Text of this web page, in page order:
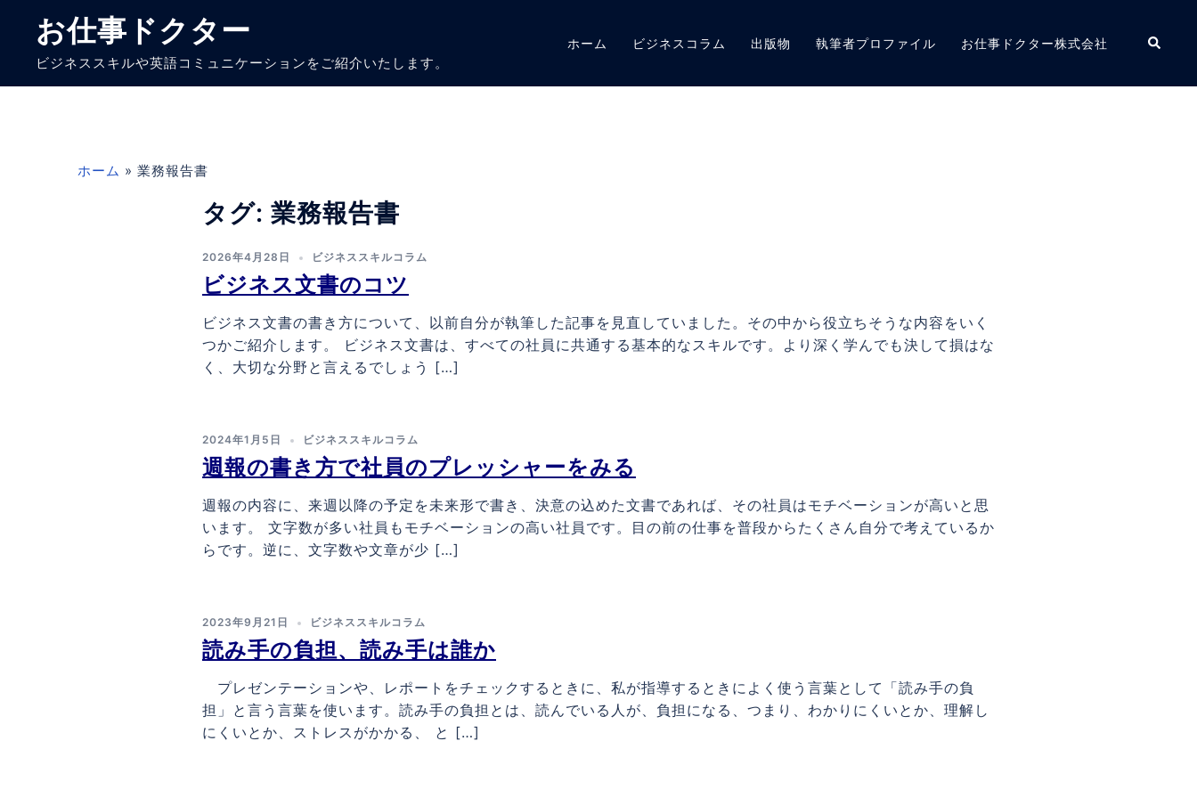
ツ
お仕事ドクター
ビジネススキルや英語コミュニケーションをご紹介いたします。
ホーム ビジネスコラム 出版物 執筆者プロファイル お仕事ドクター株式会社
検
索
ホーム » 業務報告書
タグ: 業務報告書
2026年4月28日 ビジネススキルコラム
ビジネス文書のコツ
ビジネス文書の書き方について、以前自分が執筆した記事を見直していました。その中から役立ちそうな内容をいく
つかご紹介します。 ビジネス文書は、すべての社員に共通する基本的なスキルです。より深く学んでも決して損はな
く、大切な分野と言えるでしょう […]
2024年1月5日 ビジネススキルコラム
週報の書き方で社員のプレッシャーをみる
週報の内容に、来週以降の予定を未来形で書き、決意の込めた文書であれば、その社員はモチベーションが高いと思
います。 文字数が多い社員もモチベーションの高い社員です。目の前の仕事を普段からたくさん自分で考えているか
らです。逆に、文字数や文章が少 […]
2023年9月21日 ビジネススキルコラム
読み手の負担、読み手は誰か
プレゼンテーションや、レポートをチェックするときに、私が指導するときによく使う言葉として「読み手の負
担」と言う言葉を使います。読み手の負担とは、読んでいる人が、負担になる、つまり、わかりにくいとか、理解し
にくいとか、ストレスがかかる、 と […]